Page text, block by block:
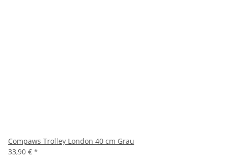
Compaws Trolley London 40 cm Grau
33,90 € *